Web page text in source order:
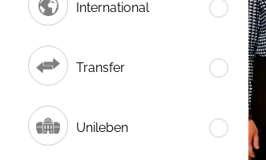
International
Transfer
Unileben